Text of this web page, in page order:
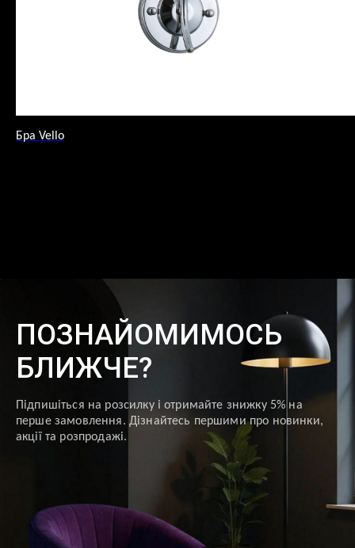
Бра Vello
ПОЗНАЙОМИМОСЬ
БЛИЖЧЕ?
Підпишіться на розсилку і отримайте знижку 5% на
перше замовлення. Дізнайтесь першими про новинки,
акції та розпродажі.